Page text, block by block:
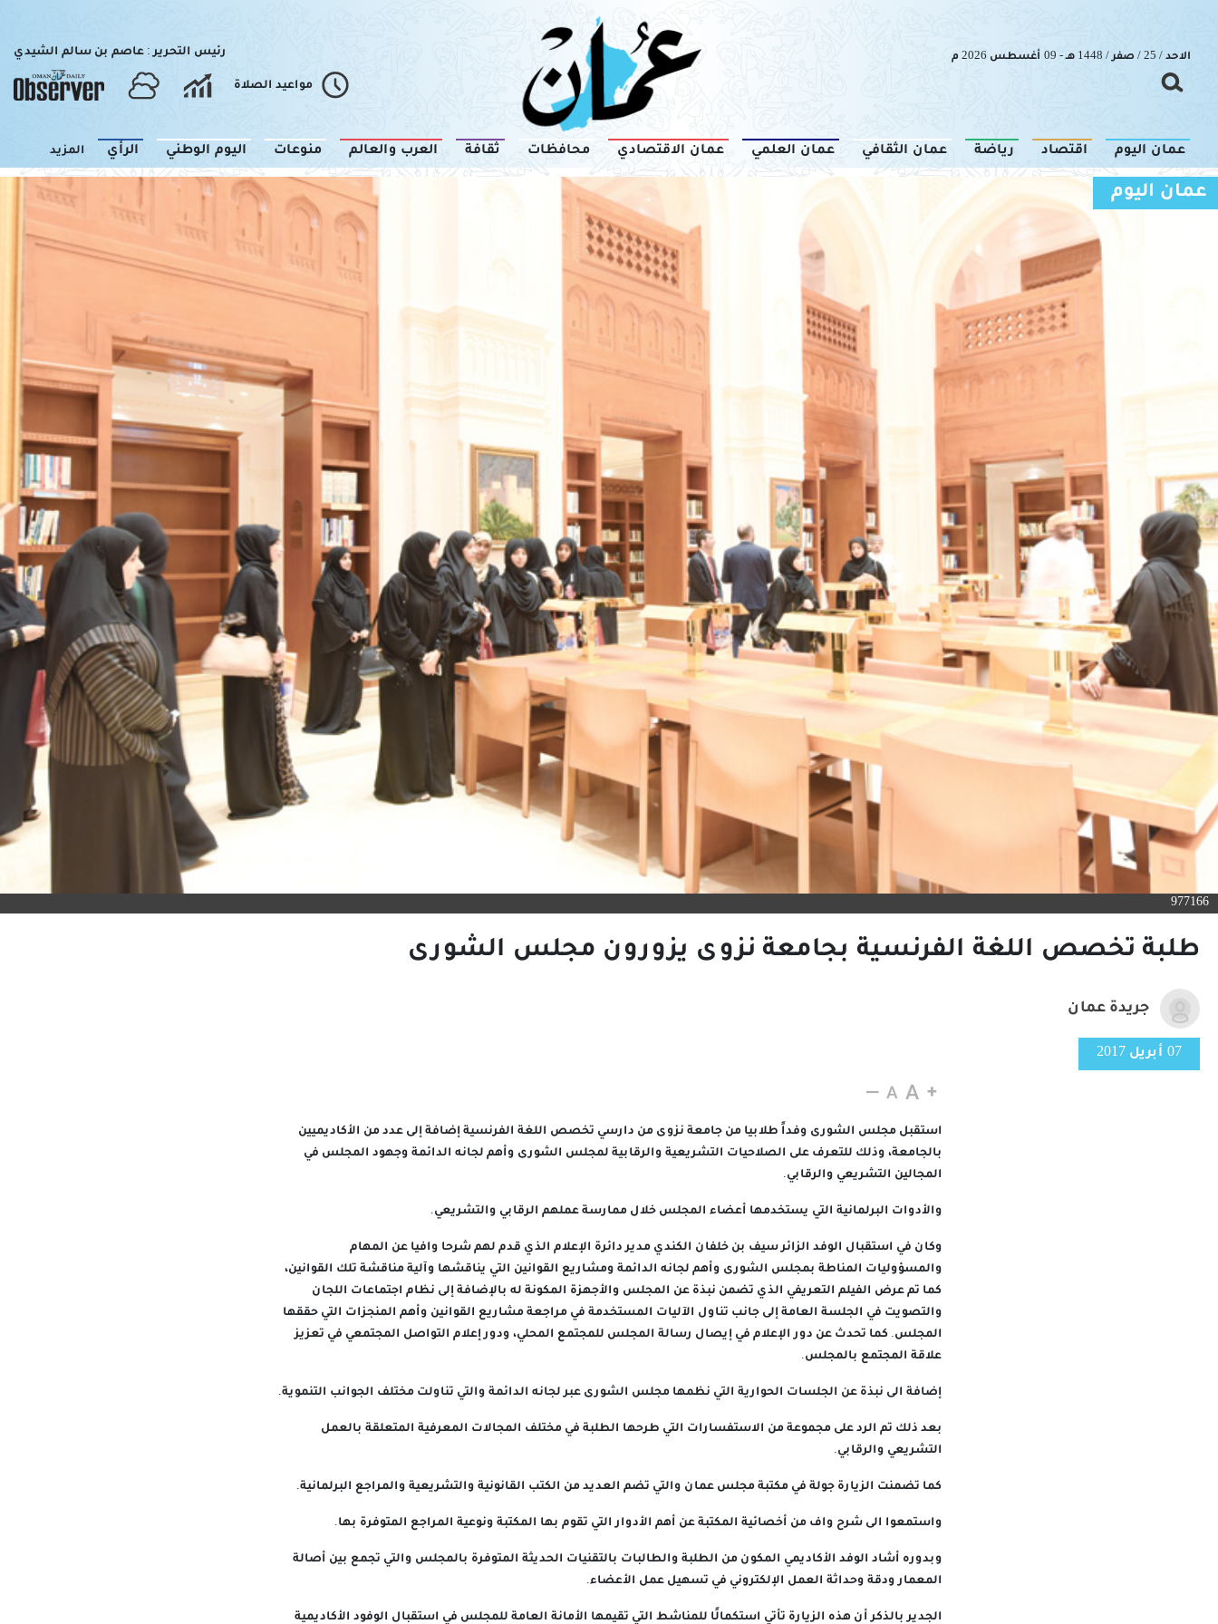
الاحد / 25 / صفر / 1448 هـ - 09 أغسطس 2026 م رئيس التحرير : عاصم بن سالم الشيدي
مواعيد الصلاة
عمان اليوم اقتصاد رياضة عمان الثقافي عمان العلمي عمان الاقتصادي محافظات ثقافة العرب والعالم منوعات اليوم الوطني الرأي المزيد
977166
عمان اليوم
طلبة تخصص اللغة الفرنسية بجامعة نزوى يزورون مجلس الشورى
جريدة عمان
07 أبريل 2017
استقبل مجلس الشورى وفداً طلابيا من جامعة نزوى من دارسي تخصص اللغة الفرنسية إضافة إلى عدد من الأكاديميين
بالجامعة، وذلك للتعرف على الصلاحيات التشريعية والرقابية لمجلس الشورى وأهم لجانه الدائمة وجهود المجلس في
المجالين التشريعي والرقابي.
والأدوات البرلمانية التي يستخدمها أعضاء المجلس خلال ممارسة عملهم الرقابي والتشريعي.
وكان في استقبال الوفد الزائر سيف بن خلفان الكندي مدير دائرة الإعلام الذي قدم لهم شرحا وافيا عن المهام
والمسؤوليات المناطة بمجلس الشورى وأهم لجانه الدائمة ومشاريع القوانين التي يناقشها وآلية مناقشة تلك القوانين،
كما تم عرض الفيلم التعريفي الذي تضمن نبذة عن المجلس والأجهزة المكونة له بالإضافة إلى نظام اجتماعات اللجان
والتصويت في الجلسة العامة إلى جانب تناول الآليات المستخدمة في مراجعة مشاريع القوانين وأهم المنجزات التي حققها
المجلس. كما تحدث عن دور الإعلام في إيصال رسالة المجلس للمجتمع المحلي، ودور إعلام التواصل المجتمعي في تعزيز
علاقة المجتمع بالمجلس.
إضافة الى نبذة عن الجلسات الحوارية التي نظمها مجلس الشورى عبر لجانه الدائمة والتي تناولت مختلف الجوانب التنموية.
بعد ذلك تم الرد على مجموعة من الاستفسارات التي طرحها الطلبة في مختلف المجالات المعرفية المتعلقة بالعمل
التشريعي والرقابي.
كما تضمنت الزيارة جولة في مكتبة مجلس عمان والتي تضم العديد من الكتب القانونية والتشريعية والمراجع البرلمانية.
واستمعوا الى شرح واف من أخصائية المكتبة عن أهم الأدوار التي تقوم بها المكتبة ونوعية المراجع المتوفرة بها.
وبدوره أشاد الوفد الأكاديمي المكون من الطلبة والطالبات بالتقنيات الحديثة المتوفرة بالمجلس والتي تجمع بين أصالة
المعمار ودقة وحداثة العمل الإلكتروني في تسهيل عمل الأعضاء.
الجدير بالذكر أن هذه الزيارة تأتي استكمالًا للمناشط التي تقيمها الأمانة العامة للمجلس في استقبال الوفود الأكاديمية